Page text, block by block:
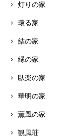
灯りの家
環る家
結の家
縁の家
臥楽の家
華明の家
薫風の家
観風荘